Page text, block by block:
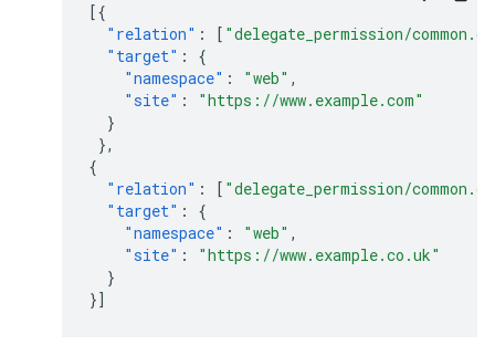
[{
"relation" : [ "delegate_permission/
"target" :
{
"namespace" : "web" ,
"site" :
"https://www.example.com"
}
},
{
"relation" : [ "delegate_permission/
"target" :
{
"namespace" : "web" ,
"site" :
"https://www.example.co.uk"
}
}]